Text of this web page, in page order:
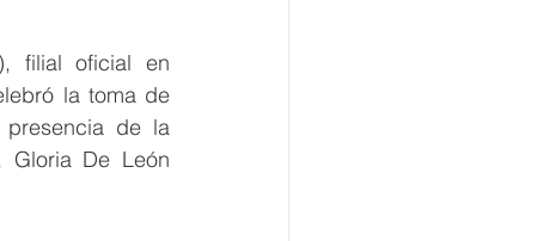
filial oficial en
la toma de
de la
Gloria De León